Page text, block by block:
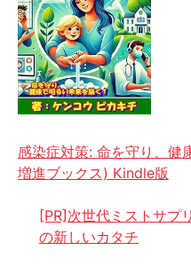
感染症対策: 命を守り、健
増進ブックス) Kindle版
[PR]次世代ミストサプ
の新しいカタチ